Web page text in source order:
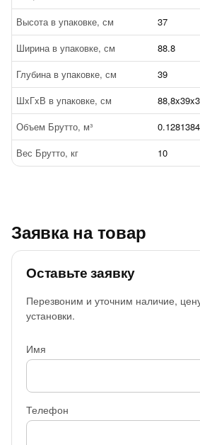
Высота в упаковке, см
37
Ширина в упаковке, см
88.8
Глубина в упаковке, см
39
ШxГxВ в упаковке, см
Объем Брутто, м³
0.1281384
Вес Брутто, кг
10
Заявка на товар
Оставьте заявку
Перезвоним и уточним наличие,
установки.
Имя
Телефон